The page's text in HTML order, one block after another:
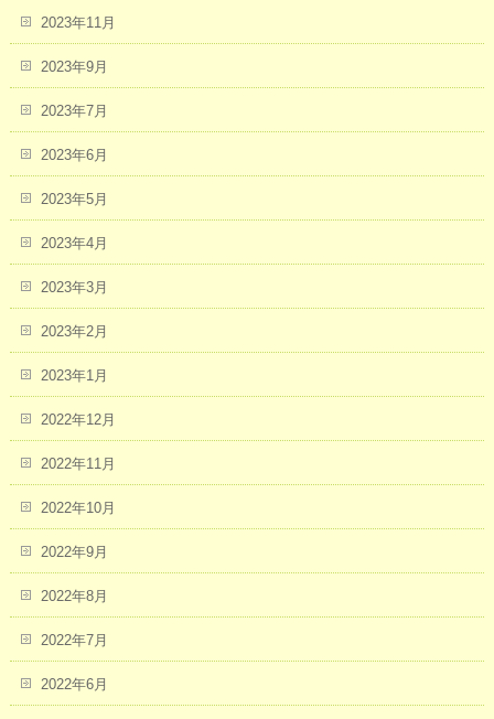
2023年11月
2023年9月
2023年7月
2023年6月
2023年5月
2023年4月
2023年3月
2023年2月
2023年1月
2022年12月
2022年11月
2022年10月
2022年9月
2022年8月
2022年7月
2022年6月